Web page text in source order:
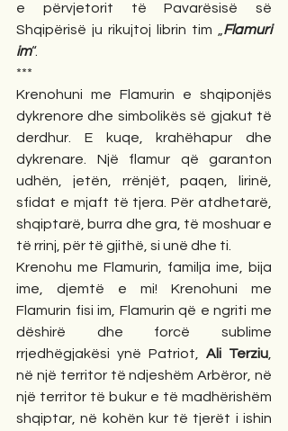
e përvjetorit të Pavarësisë së
Shqipërisë ju rikujtoj librin tim „Flamuri
im“.
***
Krenohuni me Flamurin e shqiponjës
dykrenore dhe simbolikës së gjakut të
derdhur. E kuqe, krahëhapur dhe
dykrenare. Një flamur që garanton
udhën, jetën, rrënjët, paqen, lirinë,
sfidat e mjaft të tjera. Për atdhetarë,
shqiptarë, burra dhe gra, të moshuar e
të rrinj, për të gjithë, si unë dhe ti.
Krenohu me Flamurin, familja ime, bija
ime, djemtë e mi! Krenohuni me
Flamurin fisi im, Flamurin që e ngriti me
dëshirë dhe forcë sublime
rrjedhëgjakësi ynë Patriot, Ali Terziu,
në një territor të ndjeshëm Arbëror, në
një territor të bukur e të madhërishëm
shqiptar, në kohën kur të tjerët i ishin